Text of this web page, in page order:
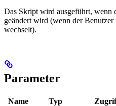
Das Skript wird ausgeführt, wenn
geändert wird (wenn der
wechselt).
Parameter
Name Typ